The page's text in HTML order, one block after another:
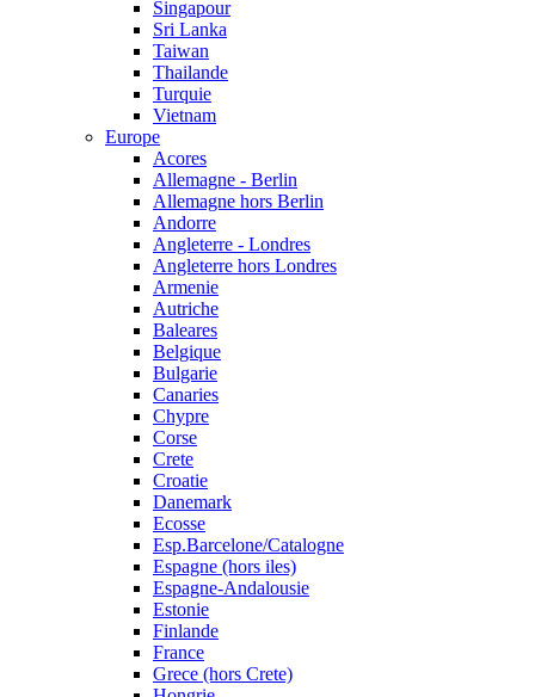
Singapour
Sri Lanka
Taiwan
Thailande
Turquie
Vietnam
Europe
Acores
Allemagne - Berlin
Allemagne hors Berlin
Andorre
Angleterre - Londres
Angleterre hors Londres
Armenie
Autriche
Baleares
Belgique
Bulgarie
Canaries
Chypre
Corse
Crete
Croatie
Danemark
Ecosse
Esp.Barcelone/Catalogne
Espagne (hors iles)
Espagne-Andalousie
Estonie
Finlande
France
Grece (hors Crete)